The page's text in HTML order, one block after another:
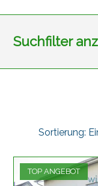
Suchfilter
Sortierung:
TOP ANGEBOT